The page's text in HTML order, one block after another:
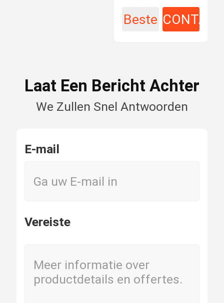
Beste CONTACT
Laat Een Bericht Achter
We Zullen Snel Antwoorden
E-mail
Vereiste